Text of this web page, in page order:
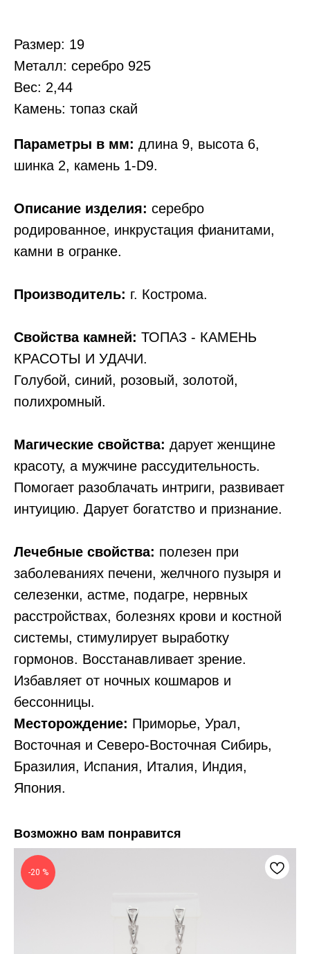
Параметры в мм: длина 9, высота 6,
шинка 2, камень 1-D9.
Описание изделия: серебро
родированное, инкрустация фианитами,
камни в огранке.
Производитель: г. Кострома.
Свойства камней: ТОПАЗ - КАМЕНЬ
КРАСОТЫ И УДАЧИ.
Голубой, синий, розовый, золотой,
полихромный.
Магические свойства: дарует женщине
красоту, а мужчине рассудительность.
Помогает разоблачать интриги, развивает
интуицию. Дарует богатство и признание.
Лечебные свойства: полезен при
заболеваниях печени, желчного пузыря и
селезенки, астме, подагре, нервных
расстройствах, болезнях крови и костной
системы, стимулирует выработку
гормонов. Восстанавливает зрение.
Избавляет от ночных кошмаров и
бессонницы.
Месторождение: Приморье, Урал,
Восточная и Северо-Восточная Сибирь,
Бразилия, Испания, Италия, Индия,
Япония.
Размер: 19
Металл: серебро 925
Вес: 2,44
Камень: топаз скай
Возможно вам понравится
-20 %